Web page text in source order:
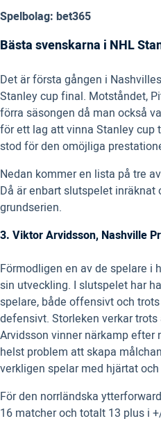
Spelbolag: bet365
Bästa svenskarna i NHL
Det är första gången i
Stanley cup final. Motståndet,
förra säsongen då man också
för ett lag att vinna Stanley cup
stod för den omöjliga
Nedan kommer en lista på tre
Då är enbart slutspelet
grundserien.
3. Viktor Arvidsson, Nashville
Förmodligen en av de spelare i
sin utveckling. I slutspelet har
spelare, både offensivt och
defensivt. Storleken verkar
Arvidsson vinner närkamp efter
helst problem att skapa
verkligen spelar med hjärtat
För den norrländska
16 matcher och totalt 13 plus i